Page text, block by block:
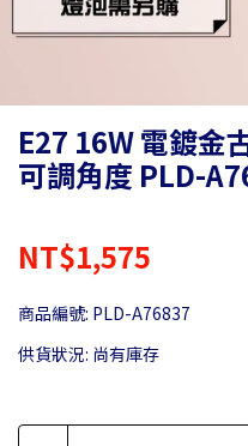
E27 16W 電鍍金
可調角度 PLD-
NT$1,575
商品編號: PLD-A76837
供貨狀況: 尚有庫存